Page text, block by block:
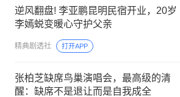
逆风翻盘! 李亚鹏昆明民宿开业，20岁
李嫣蜕变暖心守护父亲
精典剧透社 打开APP
张柏芝缺席鸟巢演唱会，最高级的清
醒：缺席不是退让而是自我成全